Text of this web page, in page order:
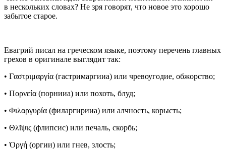
в нескольких словах? Не зря говорят, что новое это хорошо
забытое старое.
Евагрий писал на греческом языке, поэтому перечень главных
грехов в оригинале выглядит так:
• Γαστριμαργία (гастримаргииа) или чревоугодие, обжорство;
• Πορνεία (порнииа) или похоть, блуд;
• Φιλαργυρία (филаргирииа) или алчность, корысть;
• Θλῖψις (флипсис) или печаль, скорбь;
• Ὀργή (оргии) или гнев, злость;